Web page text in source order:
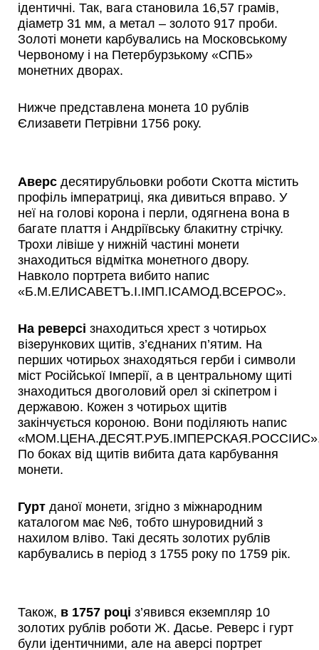
ідентичні. Так, вага становила 16,57 грамів,
діаметр 31 мм, а метал – золото 917 проби.
Золоті монети карбувались на Московському
Червоному і на Петербурзькому «СПБ»
монетних дворах.
Нижче представлена ​​монета 10 рублів
Єлизавети Петрівни 1756 року.
Аверс десятирубльовки роботи Скотта містить
профіль імператриці, яка дивиться вправо. У
неї на голові корона і перли, одягнена вона в
багате плаття і Андріївську блакитну стрічку.
Трохи лівіше у нижній частині монети
знаходиться відмітка монетного двору.
Навколо портрета вибито напис
«Б.М.ЕЛИСАВЕТЪ.I.IМП.IСАМОД.ВСЕРОС».
На реверсі знаходиться хрест з чотирьох
візерункових щитів, з’єднаних п’ятим. На
перших чотирьох знаходяться герби і символи
міст Російської Імперії, а в центральному щиті
знаходиться двоголовий орел зі скіпетром і
державою. Кожен з чотирьох щитів
закінчується короною. Вони поділяють напис
По боках від щитів вибита дата карбування
монети.
Гурт даної монети, згідно з міжнародним
каталогом має №6, тобто шнуровидний з
нахилом вліво. Такі десять золотих рублів
карбувались в період з 1755 року по 1759 рік.
Також, в 1757 році з’явився екземпляр 10
золотих рублів роботи Ж. Дасье. Реверс і гурт
були ідентичними, але на аверсі портрет